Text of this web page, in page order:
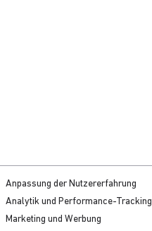
Anpassung der Nutzererfahrung
Analytik und Performance-Tracking
Marketing und Werbung